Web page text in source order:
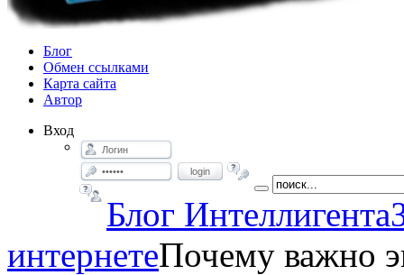
Блог
Обмен ссылками
Карта сайта
Автор
Вход
login
Блог Интеллигента
интернетеПочему важно